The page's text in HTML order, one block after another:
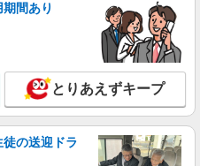
間あり
とりあえずキープ
の送迎ドラ